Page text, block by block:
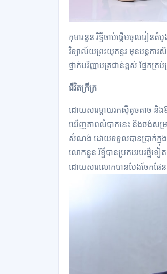
កុមារ​នួន រិ​ទ្ឋី​ចាប់ផ្តើម​ចូលរៀន​
វិទ្យាល័យ​ព្រះ​យុគ​ន្ឋ​រ មុន​បន្ត​កា
ថ្នាក់​បរិញ្ញាបត្រ​ជាន់ខ្ពស់ ផ្នែ
ជីវិត​ក្រីក្រ
ដោយសារ​ម្តាយ​រកស៊ី​តូចតាច និង​ឪ
ឃើញ​ភាពលំបាក​នេះ និង​ចង់​សម្រ
សំណង់ ដោយ​ទទួលបាន​ប្រាក់​ក្នុង​មួ
លោក​នួន រិ​ទ្ឋី​បាន​ប្រក​បរបរ​ថ្មី​
ដោយសារ​លោក​បាន​បែងចែក​ផែ